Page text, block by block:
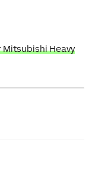
Heavy